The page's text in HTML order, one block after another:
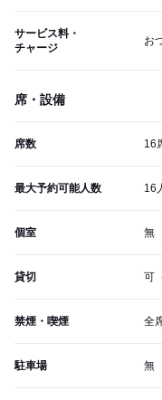
サービス料・
チャージ
お
席・設備
席数 16
最大予約可能人数 16
個室 無
貸切 可
禁煙・喫煙 全
駐車場 無